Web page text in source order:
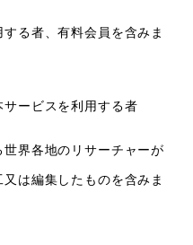
る者、有料会員を含みま
ービスを利用する者
界各地のリサーチャーが
は編集したものを含みま